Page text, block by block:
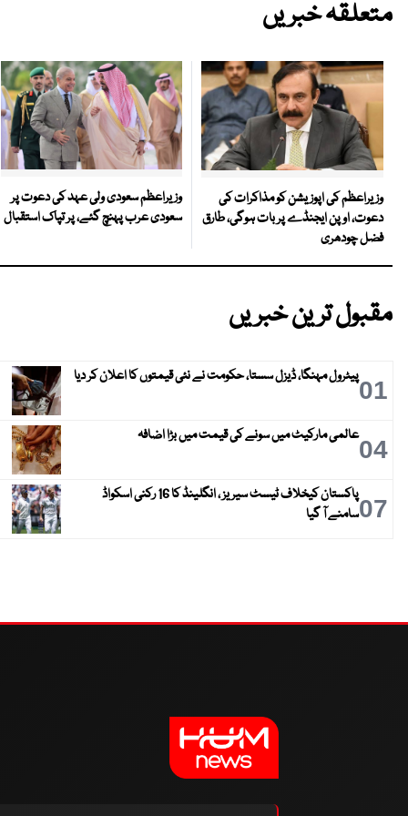
متعلقہ خبریں
وزیراعظم کی اپوزیشن کو مذاکرات کی
دعوت، اوپن ایجنڈے پر بات ہوگی، طارق
فضل چودھری
وزیراعظم سعودی ولی عہد کی دعوت پر
سعودی عرب پہنچ گئے، پر تپاک استقبال
مقبول ترین خبریں
01پیٹرول مہنگا، ڈیزل سستا، حکومت نے نئی قیمتوں کا اعلان کر دیا
04عالمی مارکیٹ میں سونے کی قیمت میں بڑا اضافہ
07
پاکستان کیخلاف ٹیسٹ سیریز ، انگلینڈ کا 16 رکنی اسکواڈ
سامنے آ گیا